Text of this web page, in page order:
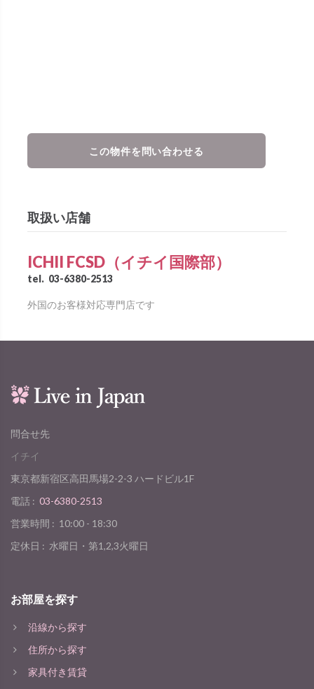
この物件を問い合わせる
取扱い店舗
ICHII FCSD（イチイ国際部）
tel. 03-6380-2513
外国のお客様対応専門店です
問合せ先
イチイ
東京都新宿区高田馬場2-2-3 ハードビル1F
電話 : 03-6380-2513
営業時間 : 10:00 - 18:30
定休日 : 水曜日・第1,2,3火曜日
お部屋を探す
沿線から探す
住所から探す
家具付き賃貸